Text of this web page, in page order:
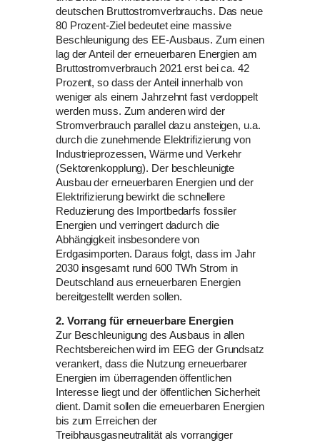
deutschen Bruttostromverbrauchs. Das neue
80 Prozent-Ziel bedeutet eine massive
Beschleunigung des EE-Ausbaus. Zum einen
lag der Anteil der erneuerbaren Energien am
Bruttostromverbrauch 2021 erst bei ca. 42
Prozent, so dass der Anteil innerhalb von
weniger als einem Jahrzehnt fast verdoppelt
werden muss. Zum anderen wird der
Stromverbrauch parallel dazu ansteigen, u.a.
durch die zunehmende Elektrifizierung von
Industrieprozessen, Wärme und Verkehr
(Sektorenkopplung). Der beschleunigte
Ausbau der erneuerbaren Energien und der
Elektrifizierung bewirkt die schnellere
Reduzierung des Importbedarfs fossiler
Energien und verringert dadurch die
Abhängigkeit insbesondere von
Erdgasimporten. Daraus folgt, dass im Jahr
2030 insgesamt rund 600 TWh Strom in
Deutschland aus erneuerbaren Energien
bereitgestellt werden sollen.
2. Vorrang für erneuerbare Energien
Zur Beschleunigung des Ausbaus in allen
Rechtsbereichen wird im EEG der Grundsatz
verankert, dass die Nutzung erneuerbarer
Energien im überragenden öffentlichen
Interesse liegt und der öffentlichen Sicherheit
dient. Damit sollen die erneuerbaren Energien
bis zum Erreichen der
Treibhausgasneutralität als vorrangiger